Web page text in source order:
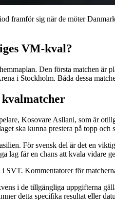
framför sig när de möter
VM-kval?
Den första matchen
i Stockholm. Båda dessa
Kosovare Asllani, som är
ska kunna prestera på topp och
För svensk del är det en
lag får en chans att kvala vidare
Kommentatorer för
i de tillgängliga uppgifterna
detta specifika resultat eller